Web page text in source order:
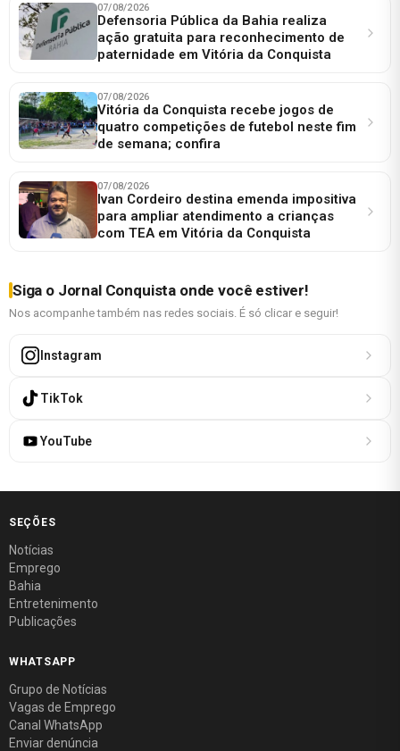
07/08/2026
Defensoria Pública da Bahia realiza
ação gratuita para reconhecimento de
paternidade em Vitória da Conquista
07/08/2026
Vitória da Conquista recebe jogos de
quatro competições de futebol neste fim
de semana; confira
07/08/2026
Ivan Cordeiro destina emenda impositiva
para ampliar atendimento a crianças
com TEA em Vitória da Conquista
Siga o Jornal Conquista onde você estiver!
Nos acompanhe também nas redes sociais. É só clicar e seguir!
Instagram
TikTok
YouTube
SEÇÕES
Notícias
Emprego
Bahia
Entretenimento
Publicações
WHATSAPP
Grupo de Notícias
Vagas de Emprego
Canal WhatsApp
Enviar denúncia